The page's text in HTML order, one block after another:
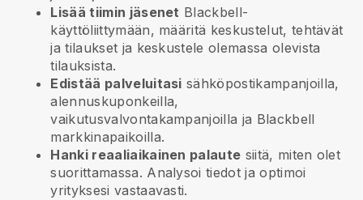
Lisää tiimin jäsenet Blackbell-
käyttöliittymään, määritä keskustelut, tehtävät
ja tilaukset ja keskustele olemassa olevista
tilauksista.
Edistää palveluitasi sähköpostikampanjoilla,
alennuskuponkeilla,
vaikutusvalvontakampanjoilla ja Blackbell
markkinapaikoilla.
Hanki reaaliaikainen palaute siitä, miten olet
suorittamassa. Analysoi tiedot ja optimoi
yrityksesi vastaavasti.